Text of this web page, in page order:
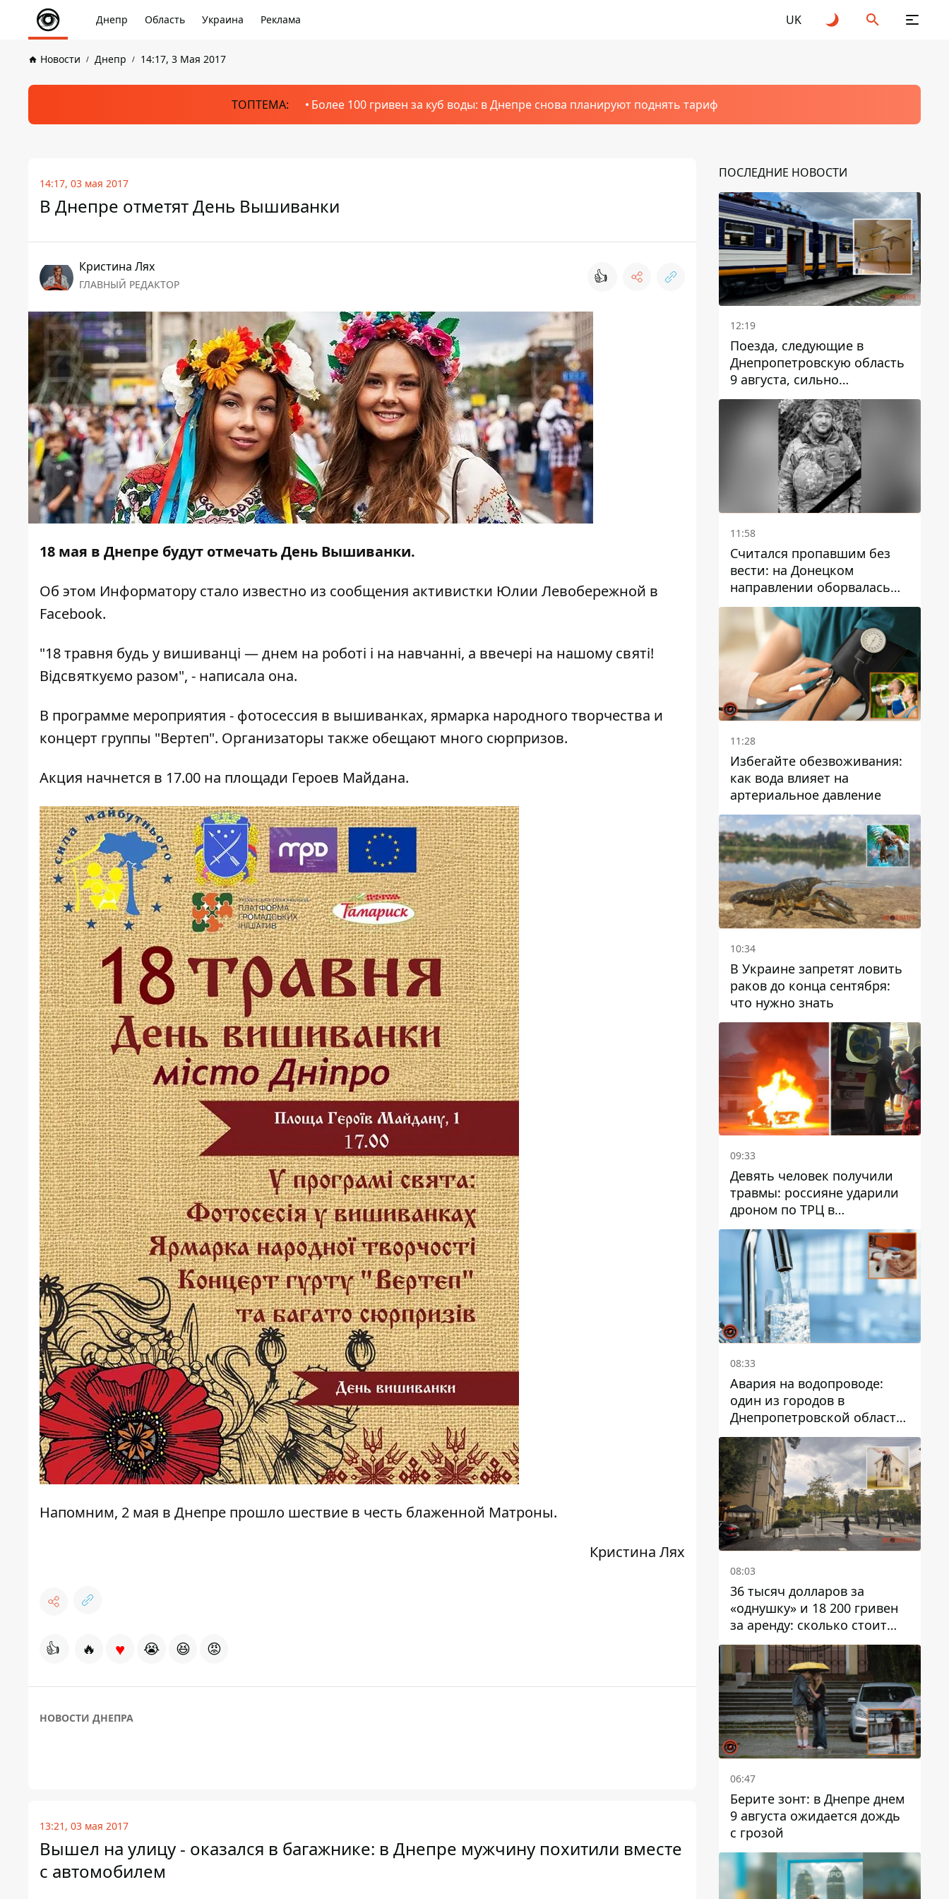
Днепр Область Украина Реклама UK
Новости Днепр 14:17, 3 Мая 2017
ТОПТЕМА: Более 100 гривен за куб воды: в Днепре снова планируют поднять тариф
14:17, 03 мая 2017
В Днепре отметят День Вышиванки
Кристина Лях
ГЛАВНЫЙ РЕДАКТОР 👍
18 мая в Днепре будут отмечать День Вышиванки.
Об этом Информатору стало известно из сообщения активистки Юлии Левобережной в
Facebook.
"18 травня будь у вишиванці — днем на роботі і на навчанні, а ввечері на нашому святі!
Відсвяткуємо разом", - написала она.
В программе мероприятия - фотосессия в вышиванках, ярмарка народного творчества и
концерт группы "Вертеп". Организаторы также обещают много сюрпризов.
Акция начнется в 17.00 на площади Героев Майдана.
Напомним, 2 мая в Днепре прошло шествие в честь блаженной Матроны.
Кристина Лях
👍 🔥 ♥ 😭 😆 😡
НОВОСТИ ДНЕПРА
13:21, 03 мая 2017
Вышел на улицу - оказался в багажнике: в Днепре мужчину похитили вместе
с автомобилем
ПОСЛЕДНИЕ НОВОСТИ
12:19
Поезда, следующие в
Днепропетровскую область
9 августа, сильно
задерживаются
11:58
Считался пропавшим без
вести: на Донецком
направлении оборвалась
жизнь Анатолия Ткачука из
Днепропетровской области
11:28
Избегайте обезвоживания:
как вода влияет на
артериальное давление
10:34
В Украине запретят ловить
раков до конца сентября:
что нужно знать
09:33
Девять человек получили
травмы: россияне ударили
дроном по ТРЦ в
Павлограде, будет ли
работать заведение в
дальнейшем
08:33
Авария на водопроводе:
один из городов в
Днепропетровской области
остался без воды
08:03
36 тысяч долларов за
«однушку» и 18 200 гривен
за аренду: сколько стоит
жилье в Днепропетровской
области
06:47
Берите зонт: в Днепре днем ​​
9 августа ожидается дождь
с грозой